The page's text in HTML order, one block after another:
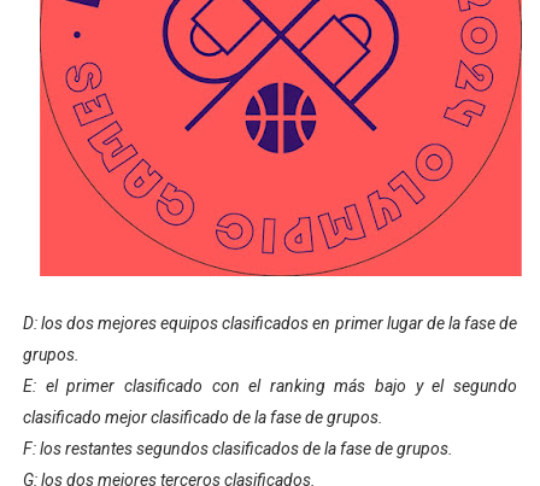
D: los dos mejores equipos clasificados en primer lugar de la fase de
grupos.
E: el primer clasificado con el ranking más bajo y el segundo
clasificado mejor clasificado de la fase de grupos.
F: los restantes segundos clasificados de la fase de grupos.
G: los dos mejores terceros clasificados.